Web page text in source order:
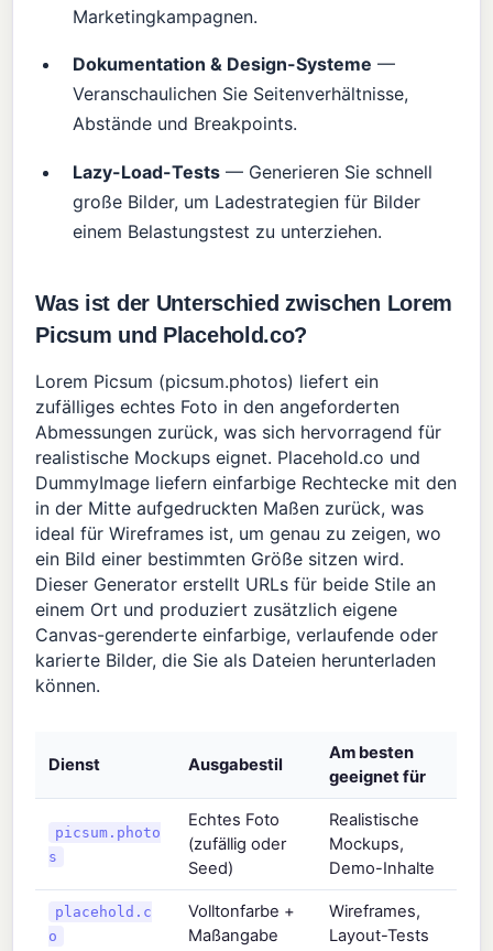
Marketingkampagnen.
Dokumentation & Design-Systeme —
Veranschaulichen Sie Seitenverhältnisse,
Abstände und Breakpoints.
Lazy-Load-Tests — Generieren Sie schnell
große Bilder, um Ladestrategien für Bilder
einem Belastungstest zu unterziehen.
Was ist der Unterschied zwischen Lorem
Picsum und Placehold.co?
Lorem Picsum (picsum.photos) liefert ein
zufälliges echtes Foto in den angeforderten
Abmessungen zurück, was sich hervorragend für
realistische Mockups eignet. Placehold.co und
DummyImage liefern einfarbige Rechtecke mit den
in der Mitte aufgedruckten Maßen zurück, was
ideal für Wireframes ist, um genau zu zeigen, wo
ein Bild einer bestimmten Größe sitzen wird.
Dieser Generator erstellt URLs für beide Stile an
einem Ort und produziert zusätzlich eigene
Canvas-gerenderte einfarbige, verlaufende oder
karierte Bilder, die Sie als Dateien herunterladen
können.
Dienst Ausgabestil
Am besten
geeignet für
picsum.photo
s
Echtes Foto
(zufällig oder
Seed)
Realistische
Mockups,
Demo-Inhalte
placehold.c
o
Volltonfarbe +
Maßangabe
Wireframes,
Layout-Tests